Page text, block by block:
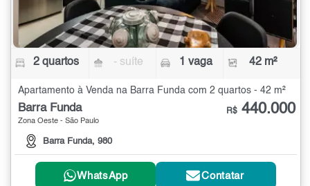
2 quartos - suíte 1 vaga 42 m²
Apartamento à Venda na Barra Funda com 2 quartos - 42 m²
Barra Funda
Zona Oeste - São Paulo
Barra Funda, 980
R$ 440.000
WhatsApp Contatar